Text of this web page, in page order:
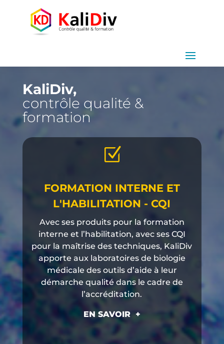
KaliDiv,
contrôle qualité &
formation
Z
FORMATION INTERNE ET
L'HABILITATION - CQI
Avec ses produits pour la formation
interne et l’habilitation, avec ses CQI
pour la maîtrise des techniques, KaliDiv
apporte aux laboratoires de biologie
médicale des outils d’aide à leur
démarche qualité dans le cadre de
l’accréditation.
EN SAVOIR +